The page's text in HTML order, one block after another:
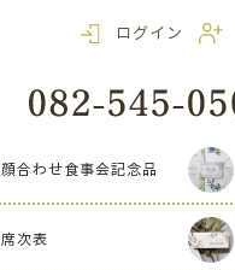
ログイン
顔合わせ食事会記念品
席次表